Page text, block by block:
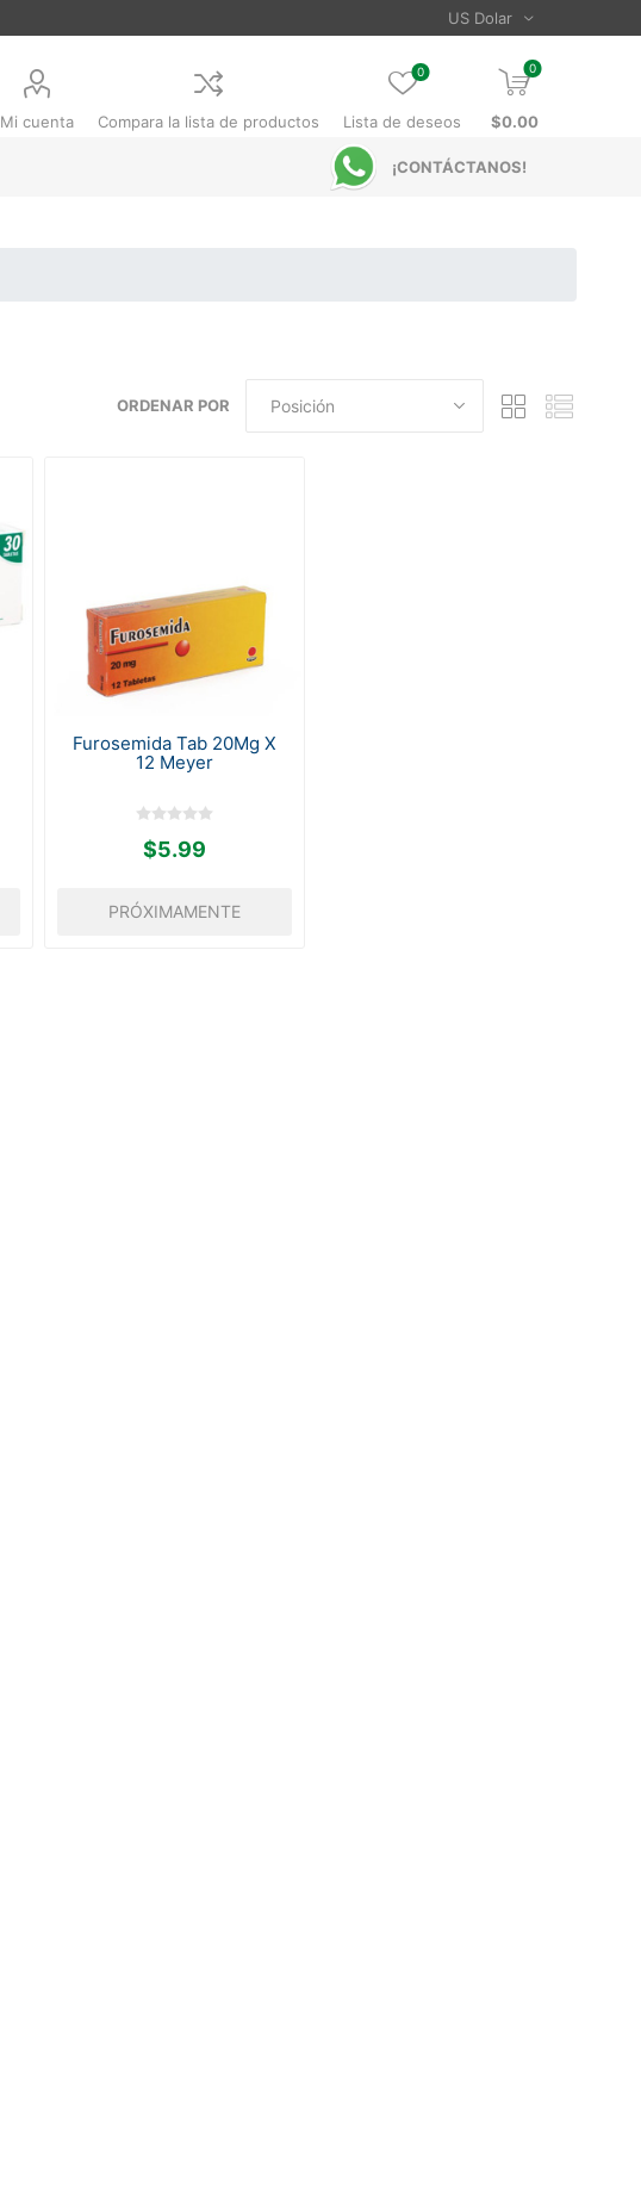
Mi cuenta Compara la lista de productos Lista de deseos
0 0
$0.00
¡CONTÁCTANOS!
ORDENAR POR
Furosemida Tab 20Mg X
12 Meyer
$5.99
PRÓXIMAMENTE